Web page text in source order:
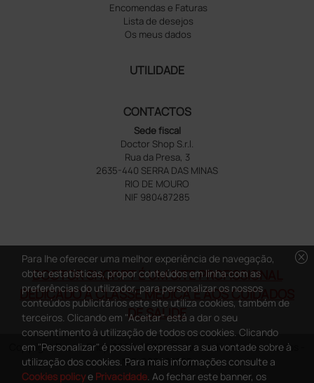
Encomendas e Faturas
Lista de desejos
Os meus dados
UTILIDADE
CONTACTOS
Sede fiscal
Doctor Shop S.r.l.
Rua da Presa, 3
2635-440 SERRA DAS MINAS
RIO DE MOURO
NIF 980487285
DOCTOR SHOP.PT É UM SITE PROFISSIONAL
DEDICADO À CLASSE MÉDICA E AOS CUIDADOS
DE SAÚDE
Copyright DoctorShop 2005-2026 - Todos os direitos reservados -
NIF: 980487285
cancel
Para lhe oferecer uma melhor experiência de navegação,
obter estatísticas, propor conteúdos em linha com as
preferências do utilizador, para personalizar os nossos
conteúdos publicitários este site utiliza cookies, também de
terceiros. Clicando em "Aceitar" está a dar o seu
consentimento à utilização de todos os cookies. Clicando
em "Personalizar" é possível expressar a sua vontade sobre à
utilização dos cookies. Para mais informações consulte a
Cookies policye Privacidade. Ao fechar este banner, os